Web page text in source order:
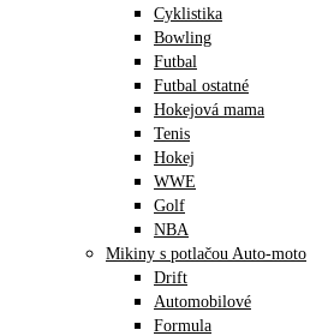
Cyklistika
Bowling
Futbal
Futbal ostatné
Hokejová mama
Tenis
Hokej
WWE
Golf
NBA
Mikiny s potlačou Auto-moto
Drift
Automobilové
Formula